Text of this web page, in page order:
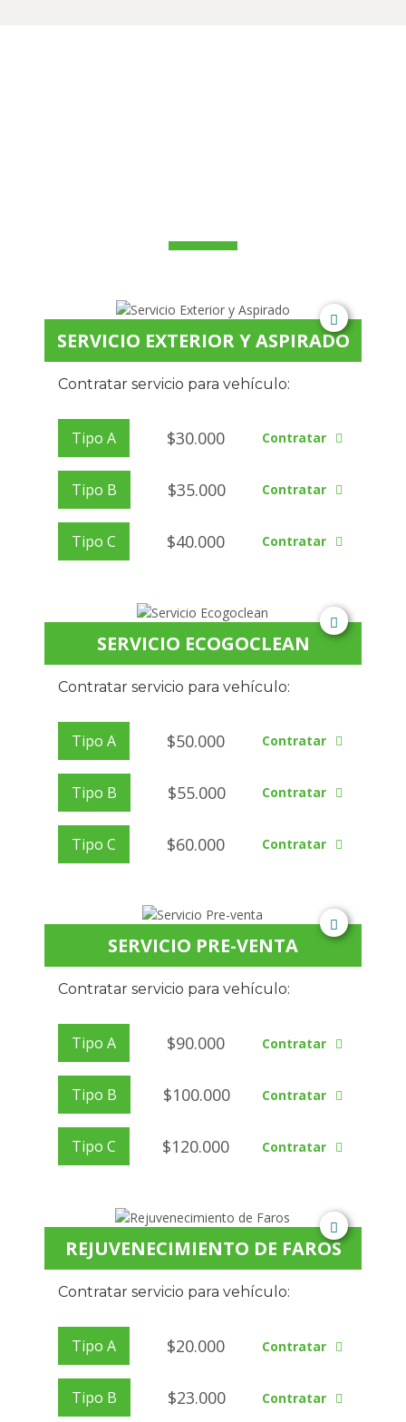
SERVICIO EXTERIOR Y ASPIRADO
Contratar servicio para vehículo:
Tipo A $30.000 Contratar
Tipo B $35.000 Contratar
Tipo C $40.000 Contratar
SERVICIO ECOGOCLEAN
Contratar servicio para vehículo:
Tipo A $50.000 Contratar
Tipo B $55.000 Contratar
Tipo C $60.000 Contratar
SERVICIO PRE-VENTA
Contratar servicio para vehículo:
Tipo A $90.000 Contratar
Tipo B $100.000 Contratar
Tipo C $120.000 Contratar
REJUVENECIMIENTO DE FAROS
Contratar servicio para vehículo:
Tipo A $20.000 Contratar
Tipo B $23.000 Contratar